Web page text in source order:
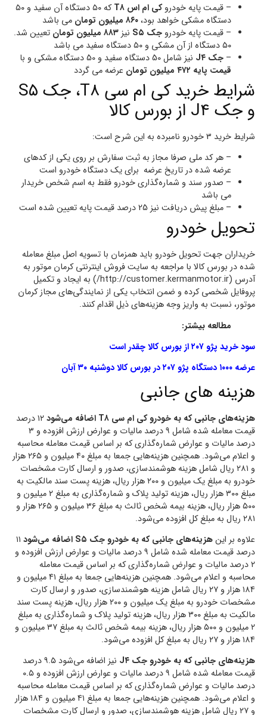
– قیمت پایه خودروکی ام اس T۸
که ۵۰ دستگاه آن سفید و ۵۰
دستگاه مشکی خواهد بود،۸۶۰ میلیون تومان
می باشد
– قیمت پایه خودرو جک S۵ نیز۸۸۳ میلیون تومان
تعیین شد.
۵۰ دستگاه از آن مشکی و ۵۰ دستگاه سفید می باشد
– جک J۴
نیز شامل 50 دستگاه سفید و 50 دستگاه مشکی و با
قیمت پایه ۴۷۲ میلیون تومان
عرضه می گردد
شرایط خرید کی ام سی T۸، جک S۵
و جک J۴ از بورس کالا
شرایط خرید 3 خودرو نامبرده به این شرح است:
– هر کد ملی صرفا مجاز به ثبت سفارش بر روی یکی از کدهای
عرضه شده در تاریخ عرضه برای یک دستگاه خودرو است
– صدور سند و شماره‌گذاری خودرو فقط به اسم شخص خریدار
می باشد
– مبلغ پیش دریافت نیز 25 درصد قیمت پایه تعیین شده است
تحویل خودرو
خریداران جهت تحویل خودرو باید همزمان با تسویه اصل مبلغ معامله
شده در بورس کالا با مراجعه به سایت فروش اینترنتی کرمان موتور به
آدرس (http://customer.kermanmotor.ir/) به ایجاد و تکمیل
پروفایل شخصی کرده و ضمن انتخاب یکی از نمایندگی‌های مجاز کرمان
موتور، نسبت به واریز وجه هزینه‌های ذیل اقدام کنند.
مطالعه بیشتر:
سود خرید پژو ۲۰۷ از بورس کالا چقدر است
عرضه ۱۰۰۰ دستگاه پژو ۲۰۷ در بورس کالا دوشنبه ۳۰ آبان
هزینه های جانبی
هزینه‌های جانبی که به خودرو کی ام سی T۸ اضافه می‌شود
۱۲ درصد
قیمت معامله شده شامل ۹ درصد مالیات و عوارض ارزش افزوده و ۳
درصد مالیات و عوارض شماره‌گذاری که بر اساس قیمت معامله محاسبه
و اعلام می‌شود. همچنین هزینه‌هایی جمعا به مبلغ ۴۰ میلیون و ۲۶۵ هزار
و ۲۸۱ ریال شامل هزینه هوشمندسازی، صدور و ارسال کارت مشخصات
خودرو به مبلغ یک میلیون و ۲۰۰ هزار ریال، هزینه پست سند مالکیت به
مبلغ ۳۰۰ هزار ریال، هزینه تولید پلاک و شماره‌گذاری به مبلغ ۲ میلیون و
۵۰۰ هزار ریال، هزینه بیمه شخص ثالث به مبلغ ۳۶ میلیون و ۲۶۵ هزار و
۲۸۱ ریال به مبلغ کل افزوده می‌شود.
علاوه بر اینهزینه‌های جانبی که به خودرو جک S۵ اضافه می‌شود
۱۱
درصد قیمت معامله شده شامل ۹ درصد مالیات و عوارض ارزش افزوده و
۲ درصد مالیات و عوارض شماره‌گذاری که بر اساس قیمت معامله
محاسبه و اعلام می‌شود. همچنین هزینه‌هایی جمعا به مبلغ ۴۱ میلیون و
۱۸۴ هزار و ۲۷ ریال شامل هزینه هوشمندسازی، صدور و ارسال کارت
مشخصات خودرو به مبلغ یک میلیون و ۲۰۰ هزار ریال، هزینه پست سند
مالکیت به مبلغ ۳۰۰ هزار ریال، هزینه تولید پلاک و شماره‌گذاری به مبلغ
۲ میلیون و ۵۰۰ هزار ریال، هزینه بیمه شخص ثالث به مبلغ ۳۷ میلیون و
۱۸۴ هزار و ۲۷ ریال به مبلغ کل افزوده می‌شود.
هزینه‌های جانبی که به خودرو جک J۴
نیز اضافه می‌شود ۹.۵ درصد
قیمت معامله شده شامل ۹ درصد مالیات و عوارض ارزش افزوده و ۰.۵
درصد مالیات و عوارض شماره‌گذاری که بر اساس قیمت معامله محاسبه
و اعلام می‌شود. همچنین هزینه‌هایی جمعا به مبلغ ۴۱ میلیون و ۱۸۴ هزار
و ۲۷ ریال شامل هزینه هوشمندسازی، صدور و ارسال کارت مشخصات